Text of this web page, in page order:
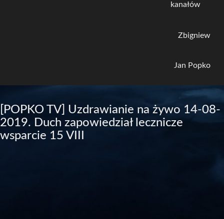
kanałów
Zbigniew
Jan Popko
[POPKO TV] Uzdrawianie na żywo 14-08-
2019. Duch zapowiedział lecznicze
wsparcie 15 VIII